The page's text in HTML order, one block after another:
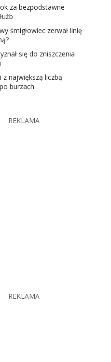
za bezpodstawne
śmigłowiec zerwał linię
się do zniszczenia
z największą liczbą
burzach
REKLAMA
REKLAMA